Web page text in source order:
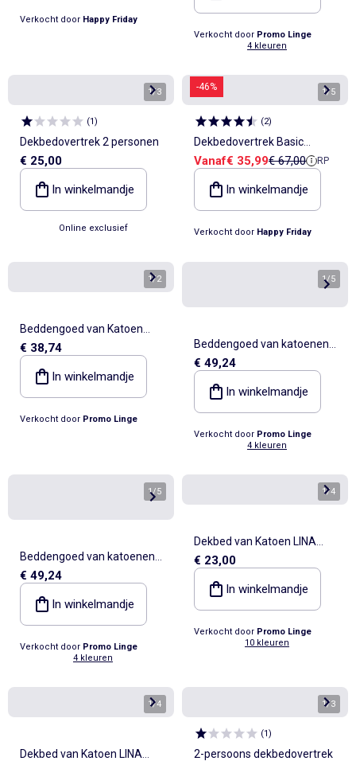
Verkocht door Happy Friday
Verkocht door Promo Linge
4 kleuren
1/3
(1)
Dekbedovertrek 2 personen
€ 25,00
In winkelmandje
Online exclusief
-46% 1/5
(2)
Dekbedovertrek Basic
"Happyfriday"
VanafVerkoopprijs
€ 35,99Referentieprijs
€ 67,00 RP
In winkelmandje
Verkocht door Happy Friday
1/2
Beddengoed van Katoen
Diego PROMO LINGE
€ 38,74
In winkelmandje
Verkocht door Promo Linge
1/5
Beddengoed van katoenen
gaas Alia PROMO LINGE
€ 49,24
In winkelmandje
Verkocht door Promo Linge
4 kleuren
1/5
Beddengoed van katoenen
gaas Alia PROMO LINGE
€ 49,24
In winkelmandje
Verkocht door Promo Linge
4 kleuren
1/4
Dekbed van Katoen LINA
Douceur d'Intérieur
€ 23,00
In winkelmandje
Verkocht door Promo Linge
10 kleuren
1/4
Dekbed van Katoen LINA
1/3
(1)
2-persoons dekbedovertrek